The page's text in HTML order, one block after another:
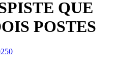
QUE
POSTES
0